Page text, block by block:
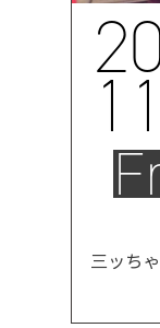
三ッち